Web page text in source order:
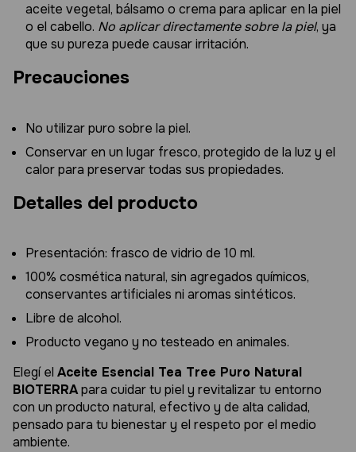
aceite vegetal, bálsamo o crema para aplicar en la piel
o el cabello. No aplicar directamente sobre la piel, ya
que su pureza puede causar irritación.
Precauciones
No utilizar puro sobre la piel.
Conservar en un lugar fresco, protegido de la luz y el
calor para preservar todas sus propiedades.
Detalles del producto
Presentación: frasco de vidrio de 10 ml.
100% cosmética natural, sin agregados químicos,
conservantes artificiales ni aromas sintéticos.
Libre de alcohol.
Producto vegano y no testeado en animales.
Elegí el Aceite Esencial Tea Tree Puro Natural
BIOTERRApara cuidar tu piel y revitalizar tu entorno
con un producto natural, efectivo y de alta calidad,
pensado para tu bienestar y el respeto por el medio
ambiente.